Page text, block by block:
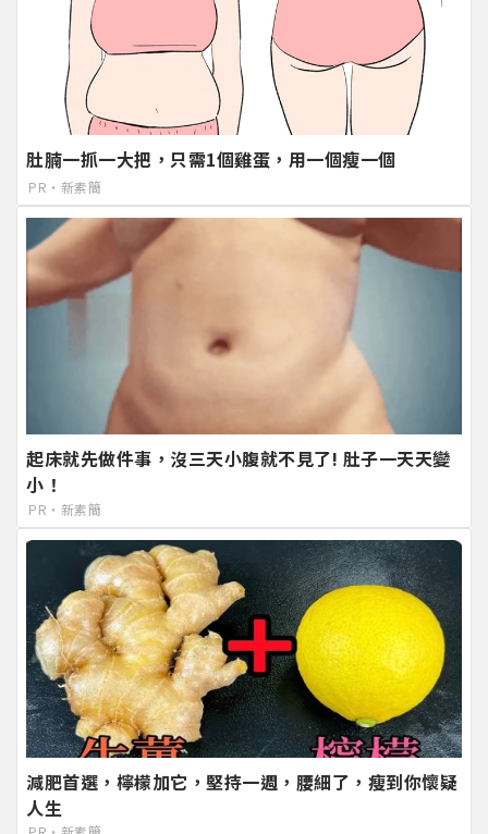
肚腩一抓一大把，只需1個雞蛋，用一個瘦一個
PR・新素簡
起床就先做件事，沒三天小腹就不見了! 肚子一天天變
小！
PR・新素簡
減肥首選，檸檬加它，堅持一週，腰細了，瘦到你懷疑
人生